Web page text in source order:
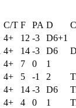
C/T F PA D
4+ 12 -3
D6+1
4+ 14 -3 D6
4+ 7 0
1
4+ 5 -1 2
4+ 14 -3 D6
4+ 4 0 1